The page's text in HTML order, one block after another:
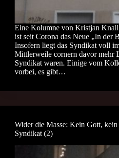
Eine Kolumne von Kristjan
ist seit Corona das Neue „In der
Insofern liegt das Syndikat voll
Mittlerweile cornern davor mehr
Syndikat waren. Einige vom
vorbei, es gibt…
Wider die Masse: Kein Gott, kein
Syndikat (2)